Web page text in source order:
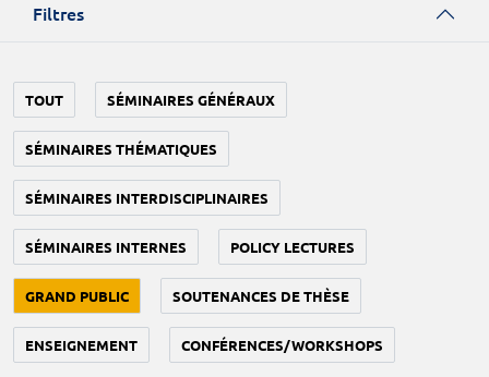
Filtres
TOUT SÉMINAIRES GÉNÉRAUX
SÉMINAIRES THÉMATIQUES
SÉMINAIRES INTERDISCIPLINAIRES
SÉMINAIRES INTERNES POLICY LECTURES
GRAND PUBLIC SOUTENANCES DE THÈSE
ENSEIGNEMENT CONFÉRENCES/WORKSHOPS